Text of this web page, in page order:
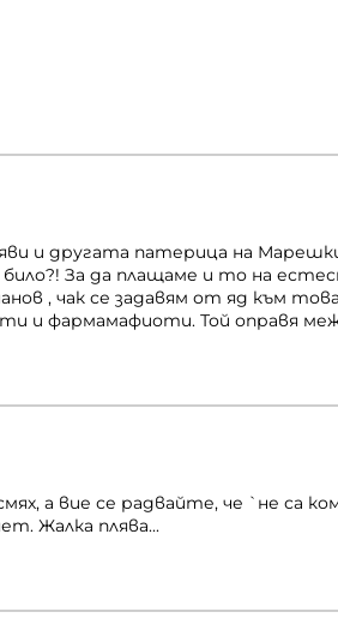
и другата патерица на
За да плащаме и то на
, чак се задавям от яд към
и фармамафиоти. Той оправя
а вие се радвайте, че `не са
Жалка плява...